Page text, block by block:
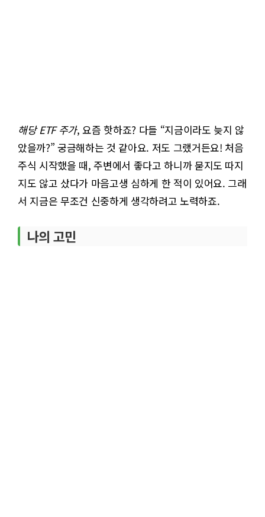
해당 ETF 주가, 요즘 핫하죠? 다들 “지금이라도 늦지 않
았을까?” 궁금해하는 것 같아요. 저도 그랬거든요! 처음
주식 시작했을 때, 주변에서 좋다고 하니까 묻지도 따지
지도 않고 샀다가 마음고생 심하게 한 적이 있어요. 그래
서 지금은 무조건 신중하게 생각하려고 노력하죠.
나의 고민